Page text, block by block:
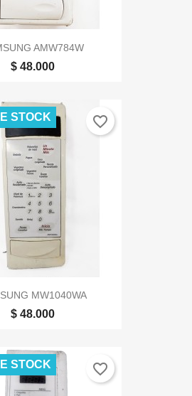
AMW784W
$ 48.000
MW1040WA
$ 48.000
STOCK favorite_border
STOCK favorite_border